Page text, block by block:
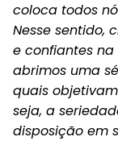
coloca todos
Nesse sentido,
e confiantes
abrimos uma
quais
seja, a
disposição em